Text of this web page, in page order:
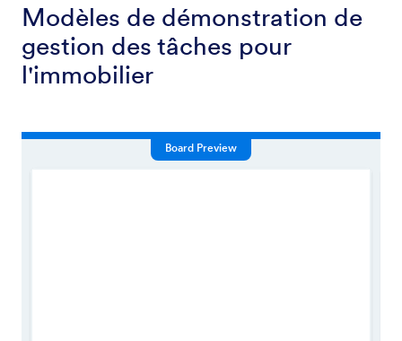
Modèles de démonstration de
gestion des tâches pour
l'immobilier